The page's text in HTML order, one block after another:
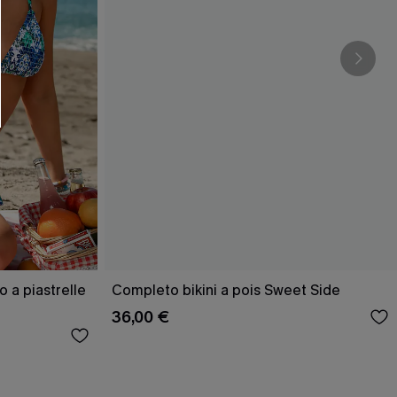
a piastrelle
Completo bikini a pois Sweet Side
36,00 €
e-mail di marketing (compresi contenuti
i nostri
come i pixel presenti nelle
valutare il livello di coinvolgimento,
che potrebbero interessarti, il tutto
. Puoi annullare l'iscrizione in qualsiasi